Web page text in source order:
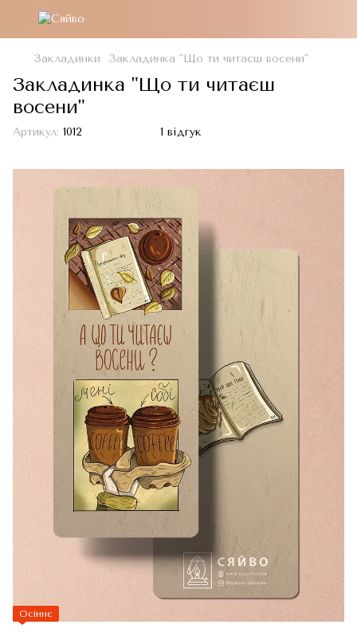
Закладинки Закладинка "Що ти читаєш восени"
Закладинка "Що ти читаєш
восени"
Артикул: 1012 1 відгук
Осіннє